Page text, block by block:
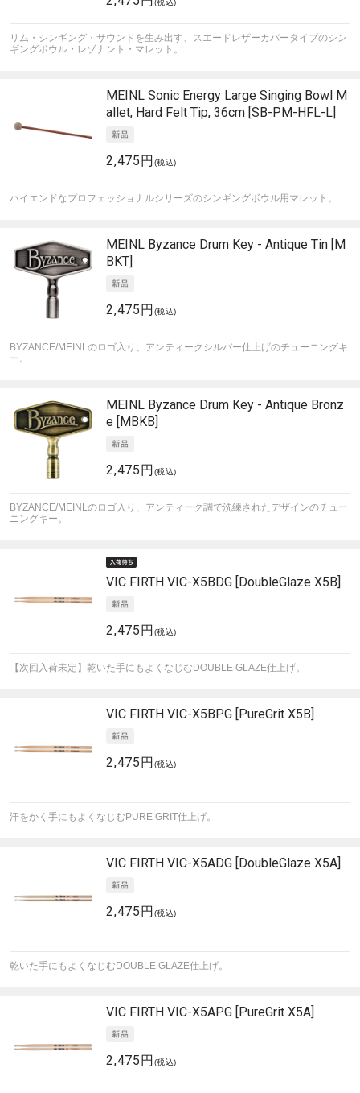
(税込)
リム・シンギング・サウンドを生み出す、スエードレザーカバータイプのシン
ギングボウル・レゾナント・マレット。
MEINL Sonic Energy Large Singing Bowl M
allet, Hard Felt Tip, 36cm [SB-PM-HFL-L]
2,475円 (税込)
ハイエンドなプロフェッショナルシリーズのシンギングボウル用マレット。
MEINL Byzance Drum Key - Antique Tin [M
BKT]
2,475円 (税込)
BYZANCE/MEINLのロゴ入り、アンティークシルバー仕上げのチューニングキ
ー。
MEINL Byzance Drum Key - Antique Bronz
e [MBKB]
2,475円 (税込)
BYZANCE/MEINLのロゴ入り、アンティーク調で洗練されたデザインのチュー
ニングキー。
VIC FIRTH VIC-X5BDG [DoubleGlaze X5B]
2,475円 (税込)
【次回入荷未定】乾いた手にもよくなじむDOUBLE GLAZE仕上げ。
VIC FIRTH VIC-X5BPG [PureGrit X5B]
2,475円 (税込)
汗をかく手にもよくなじむPURE GRIT仕上げ。
VIC FIRTH VIC-X5ADG [DoubleGlaze X5A]
2,475円 (税込)
乾いた手にもよくなじむDOUBLE GLAZE仕上げ。
VIC FIRTH VIC-X5APG [PureGrit X5A]
2,475円 (税込)